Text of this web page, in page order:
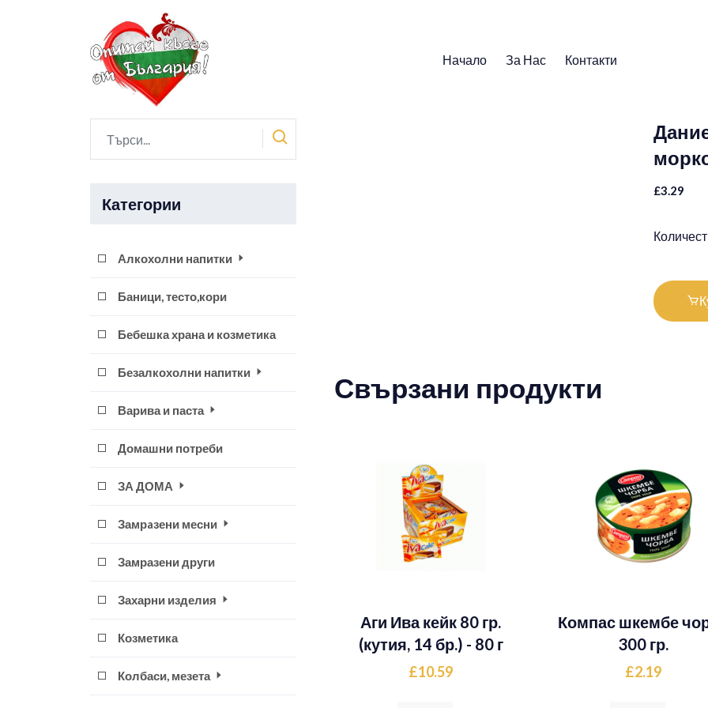
Начало За Нас Контакти
Категории
Алкохолни напитки
Баници, тесто,кори
Бебешка храна и козметика
Безалкохолни напитки
Варива и паста
Домашни потреби
ЗА ДОМА
Замрaзени месни
Замразени други
Захарни изделия
Козметика
Колбаси, мезета
£3.29
Свързани продукти
Аги Ива кейк 80 гр.
(кутия, 14 бр.) - 80 г
£10.59
Компас шкембе
300 гр.
£2.19